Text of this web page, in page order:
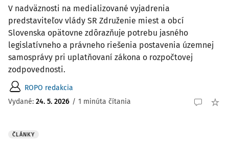
V nadväznosti na medializované vyjadrenia
predstaviteľov vlády SR Združenie miest a obcí
Slovenska opätovne zdôrazňuje potrebu jasného
legislatívneho a právneho riešenia postavenia územnej
samosprávy pri uplatňovaní zákona o rozpočtovej
zodpovednosti.
ROPO redakcia
Vydané: 24. 5. 2026 / 1 minúta čítania
ČLÁNKY